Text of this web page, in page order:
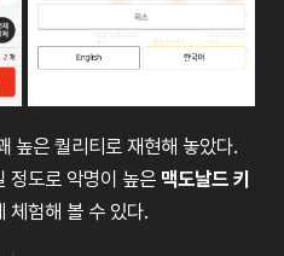
높은 퀄리티로 재현해 놓았다.
정도로 악명이 높은 맥도날드 키
체험해 볼 수 있다.